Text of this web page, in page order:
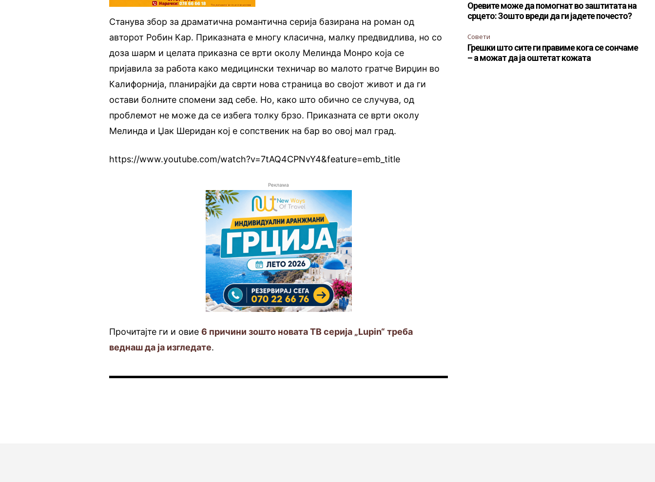
Станува збор за драматична романтична серија базирана на роман од
авторот Робин Кар. Приказната е многу класична, малку предвидлива, но со
доза шарм и целата приказна се врти околу Мелинда Монро која се
пријавила за работа како медицински техничар во малото гратче Вирџин во
Калифорнија, планирајќи да сврти нова страница во својот живот и да ги
остави болните спомени зад себе. Но, како што обично се случува, од
проблемот не може да се избега толку брзо. Приказната се врти околу
Мелинда и Џак Шеридан кој е сопственик на бар во овој мал град.
https://www.youtube.com/watch?v=7tAQ4CPNvY4&feature=emb_title
Реклама
Прочитајте ги и овие6 причини зошто новата ТВ серија „Lupin“ треба
веднаш да ја изгледате.
Оревите може да помогнат во заштитата на
срцето: Зошто вреди да ги јадете почесто?
Совети
Грешки што сите ги правиме кога се сончаме
– а можат да ја оштетат кожата